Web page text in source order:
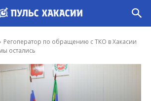
Регоператор по обращению с ТКО в Хакасии
остались